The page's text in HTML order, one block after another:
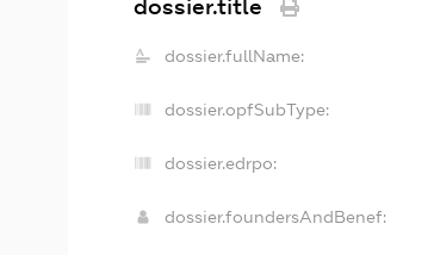
dossier.title
dossier.fullName:
dossier.opfSubType:
dossier.edrpo:
dossier.foundersAndBenef: